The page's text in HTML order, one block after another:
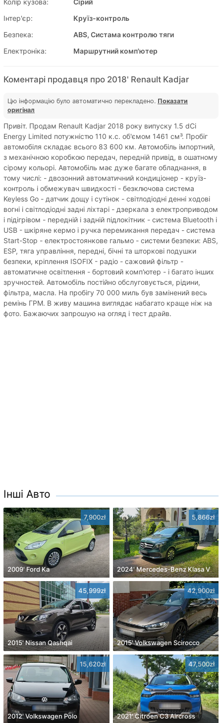
Колір кузова:
Сірий
Інтер'єр:
Круїз-контроль
Безпека:
ABS, Систама контролю тяги
Електроніка:
Маршрутний комп'ютер
Коментарі продавця про 2018' Renault Kadjar
Цю інформацію було автоматично перекладено. Показати
оригінал
Привіт. Продам Renault Kadjar 2018 року випуску 1.5 dCi
Energy Limited потужністю 110 к.с. об'ємом 1461 см³. Пробіг
автомобіля складає всього 83 600 км. Автомобіль імпортний,
з механічною коробкою передач, передній привід, в ошатному
сірому кольорі. Автомобіль має дуже багате обладнання, в
тому числі: - двозонний автоматичний кондиціонер - круїз-
контроль і обмежувач швидкості - безключова система
Keyless Go - датчик дощу і сутінок - світлодіодні денні ходові
вогні і світлодіодні задні ліхтарі - дзеркала з електроприводом
і підігрівом - передній і задній підлокітник - система Bluetooth і
USB - шкіряне кермо і ручка перемикання передач - система
Start-Stop - електростоянкове гальмо - системи безпеки: ABS,
ESP, тяга управління, передні, бічні та шторкові подушки
безпеки, кріплення ISOFIX - радіо - сажовий фільтр -
автоматичне освітлення - бортовий комп'ютер - і багато інших
зручностей. Автомобіль постійно обслуговується, рідини,
фільтра, масла. На пробігу 70 000 миль був замінений весь
ремінь ГРМ. В живу машина виглядає набагато краще ніж на
фото. Бажаючих запрошую на огляд і тест драйв.
Інші Авто
7,900zł
2009' Ford Ka
5,866zł
2024' Mercedes-Benz Klasa V
45,999zł
2015' Nissan Qashqai
42,900zł
2015' Volkswagen Scirocco
15,620zł
2012' Volkswagen Polo
47,500zł
2021' Citroen C3 Aircross